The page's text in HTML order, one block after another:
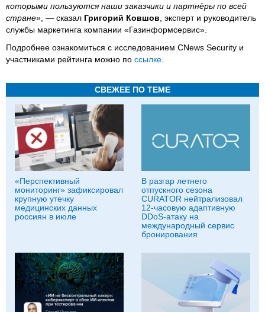
которыми пользуются наши заказчики и партнёры по всей
стране» , — сказал Григорий Ковшов , эксперт и руководитель
службы маркетинга компании «Газинформсервис».
Подробнее ознакомиться с исследованием CNews Security и
участниками рейтинга можно по ссылке
СВЕЖЕЕ ПО ТЕМЕ
«Перспективный
мониторинг» зафиксировал
крупную утечку
медицинских данных
россиян в июле
В разгар летнего
отпускного сезона
CURATOR нейтрализовал
12-часовую адаптивную
DDoS-атаку на
международный сервис
бронирования